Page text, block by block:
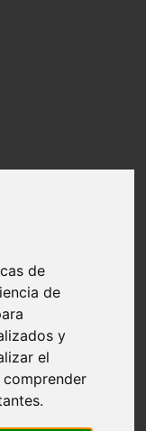
de
de
y
el
Artículos